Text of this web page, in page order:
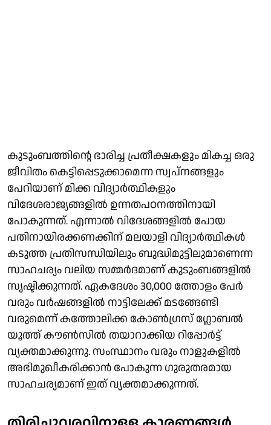
കുടുംബത്തിന്റെ ഭാരിച്ച പ്രതീക്ഷകളും മികച്ച ഒരു
ജീവിതം കെട്ടിപ്പെടുക്കാമെന്ന സ്വപ്നങ്ങളും
പേറിയാണ് മിക്ക വിദ്യാര്‍ത്ഥികളും
വിദേശരാജ്യങ്ങളിൽ ഉന്നതപഠനത്തിനായി
പോകുന്നത്. എന്നാല്‍ വിദേശങ്ങളില്‍ പോയ
പതിനായിരക്കണക്കിന് മലയാളി വിദ്യാർത്ഥികൾ
കടുത്ത പ്രതിസന്ധിയിലും ബുദ്ധിമുട്ടിലുമാണെന്ന
സാഹചര്യം വലിയ സമ്മര്‍ദമാണ് കുടുംബങ്ങളില്‍
സൃഷ്ടിക്കുന്നത്. ഏകദേശം 30,000 ത്തോളം പേർ
വരും വർഷങ്ങളിൽ നാട്ടിലേക്ക് മടങ്ങേണ്ടി
വരുമെന്ന് കത്തോലിക്ക കോൺഗ്രസ് ഗ്ലോബൽ
യൂത്ത് കൗൺസിൽ തയാറാക്കിയ റിപ്പോർട്ട്
വ്യക്തമാക്കുന്നു. സംസ്ഥാനം വരും നാളുകളില്‍
അഭിമുഖീകരിക്കാൻ പോകുന്ന ഗുരുതരമായ
സാഹചര്യമാണ് ഇത് വ്യക്തമാക്കുന്നത്.